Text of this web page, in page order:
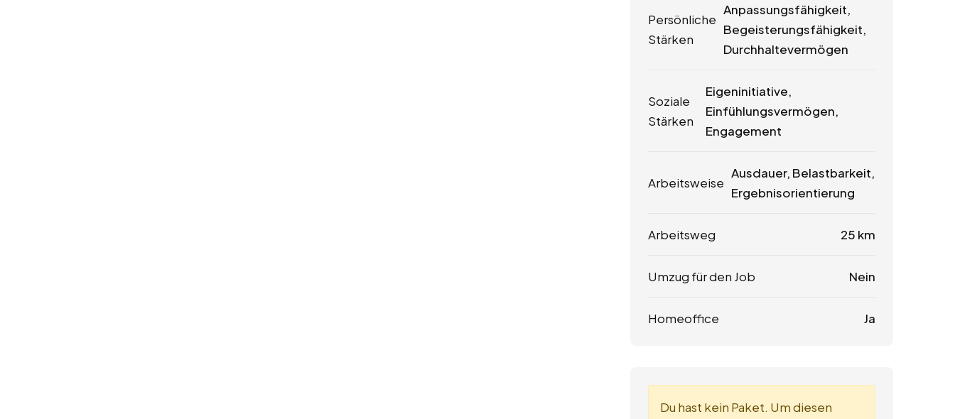
Persönliche
Stärken
Anpassungsfähigkeit,
Begeisterungsfähigkeit,
Durchhaltevermögen
Soziale
Stärken
Eigeninitiative,
Einfühlungsvermögen,
Engagement
Arbeitsweise
Ausdauer, Belastbarkeit,
Ergebnisorientierung
Arbeitsweg 25 km
Umzug für den Job Nein
Homeoffice Ja
Du hast kein Paket. Um diesen